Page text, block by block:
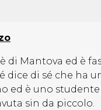
è di Mantova ed è
dice di sé che ha
ed è uno
sin da piccolo.